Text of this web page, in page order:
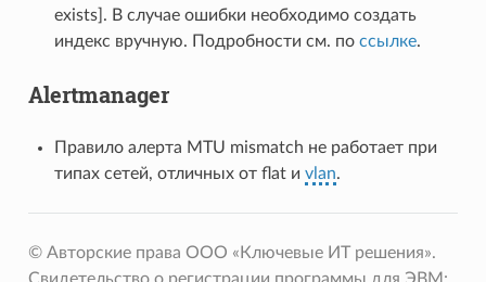
exists]. В случае ошибки необходимо создать
индекс вручную. Подробности см. по ссылке.
Alertmanager
Правило алерта MTU mismatch не работает при
типах сетей, отличных от flat и vlan.
© Авторские права ООО «Ключевые ИТ решения».